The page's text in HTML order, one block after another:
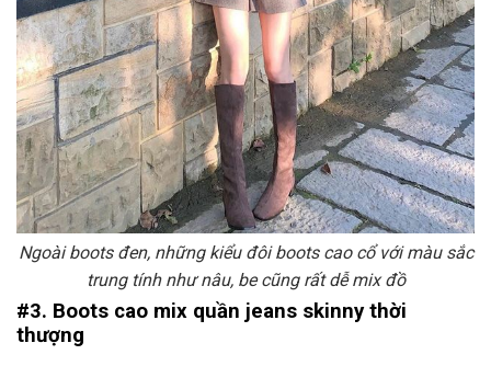
Ngoài boots đen, những kiểu đôi boots cao cổ với màu sắc
trung tính như nâu, be cũng rất dễ mix đồ
#3. Boots cao mix quần jeans skinny thời
thượng